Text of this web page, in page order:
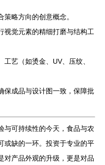
策略方向的创意概念。
视觉元素的精细打磨与结构工
工艺（如烫金、UV、压纹、
保成品与设计图一致，保障批
与可持续性的今天，食品与农
或缺的一环。投资于专业的平
对产品外观的升级，更是对品